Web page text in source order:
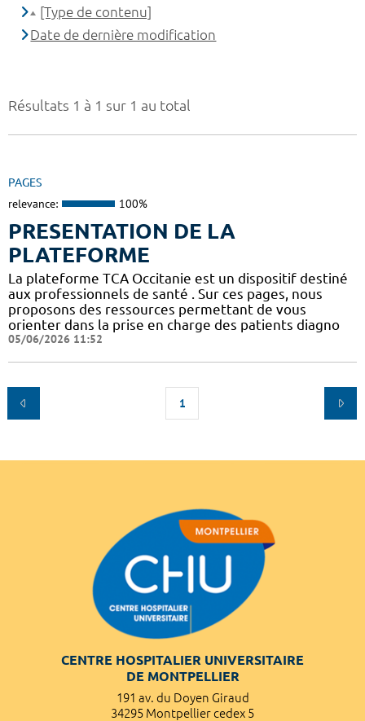
Résultats 1 à 1 sur 1 au total
PAGES
relevance: 100%
PRESENTATION DE LA
PLATEFORME
La plateforme TCA Occitanie est un dispositif destiné
aux professionnels de santé . Sur ces pages, nous
proposons des ressources permettant de vous
orienter dans la prise en charge des patients diagno
05/06/2026 11:52
1
[Type de contenu]
Date de dernière modification
CENTRE HOSPITALIER UNIVERSITAIRE
DE MONTPELLIER
191 av. du Doyen Giraud
34295 Montpellier cedex 5